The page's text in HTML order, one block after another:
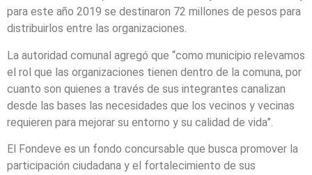
para este año 2019 se destinaron 72 millones de pesos para
distribuirlos entre las organizaciones.
La autoridad comunal agregó que “como municipio relevamos
el rol que las organizaciones tienen dentro de la comuna, por
cuanto son quienes a través de sus integrantes canalizan
desde las bases las necesidades que los vecinos y vecinas
requieren para mejorar su entorno y su calidad de vida”.
El Fondeve es un fondo concursable que busca promover la
participación ciudadana y el fortalecimiento de sus